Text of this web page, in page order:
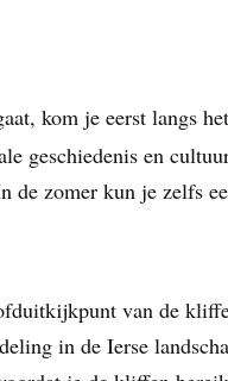
kom je eerst langs het
geschiedenis en
de zomer kun je zelfs
van de
in de Ierse